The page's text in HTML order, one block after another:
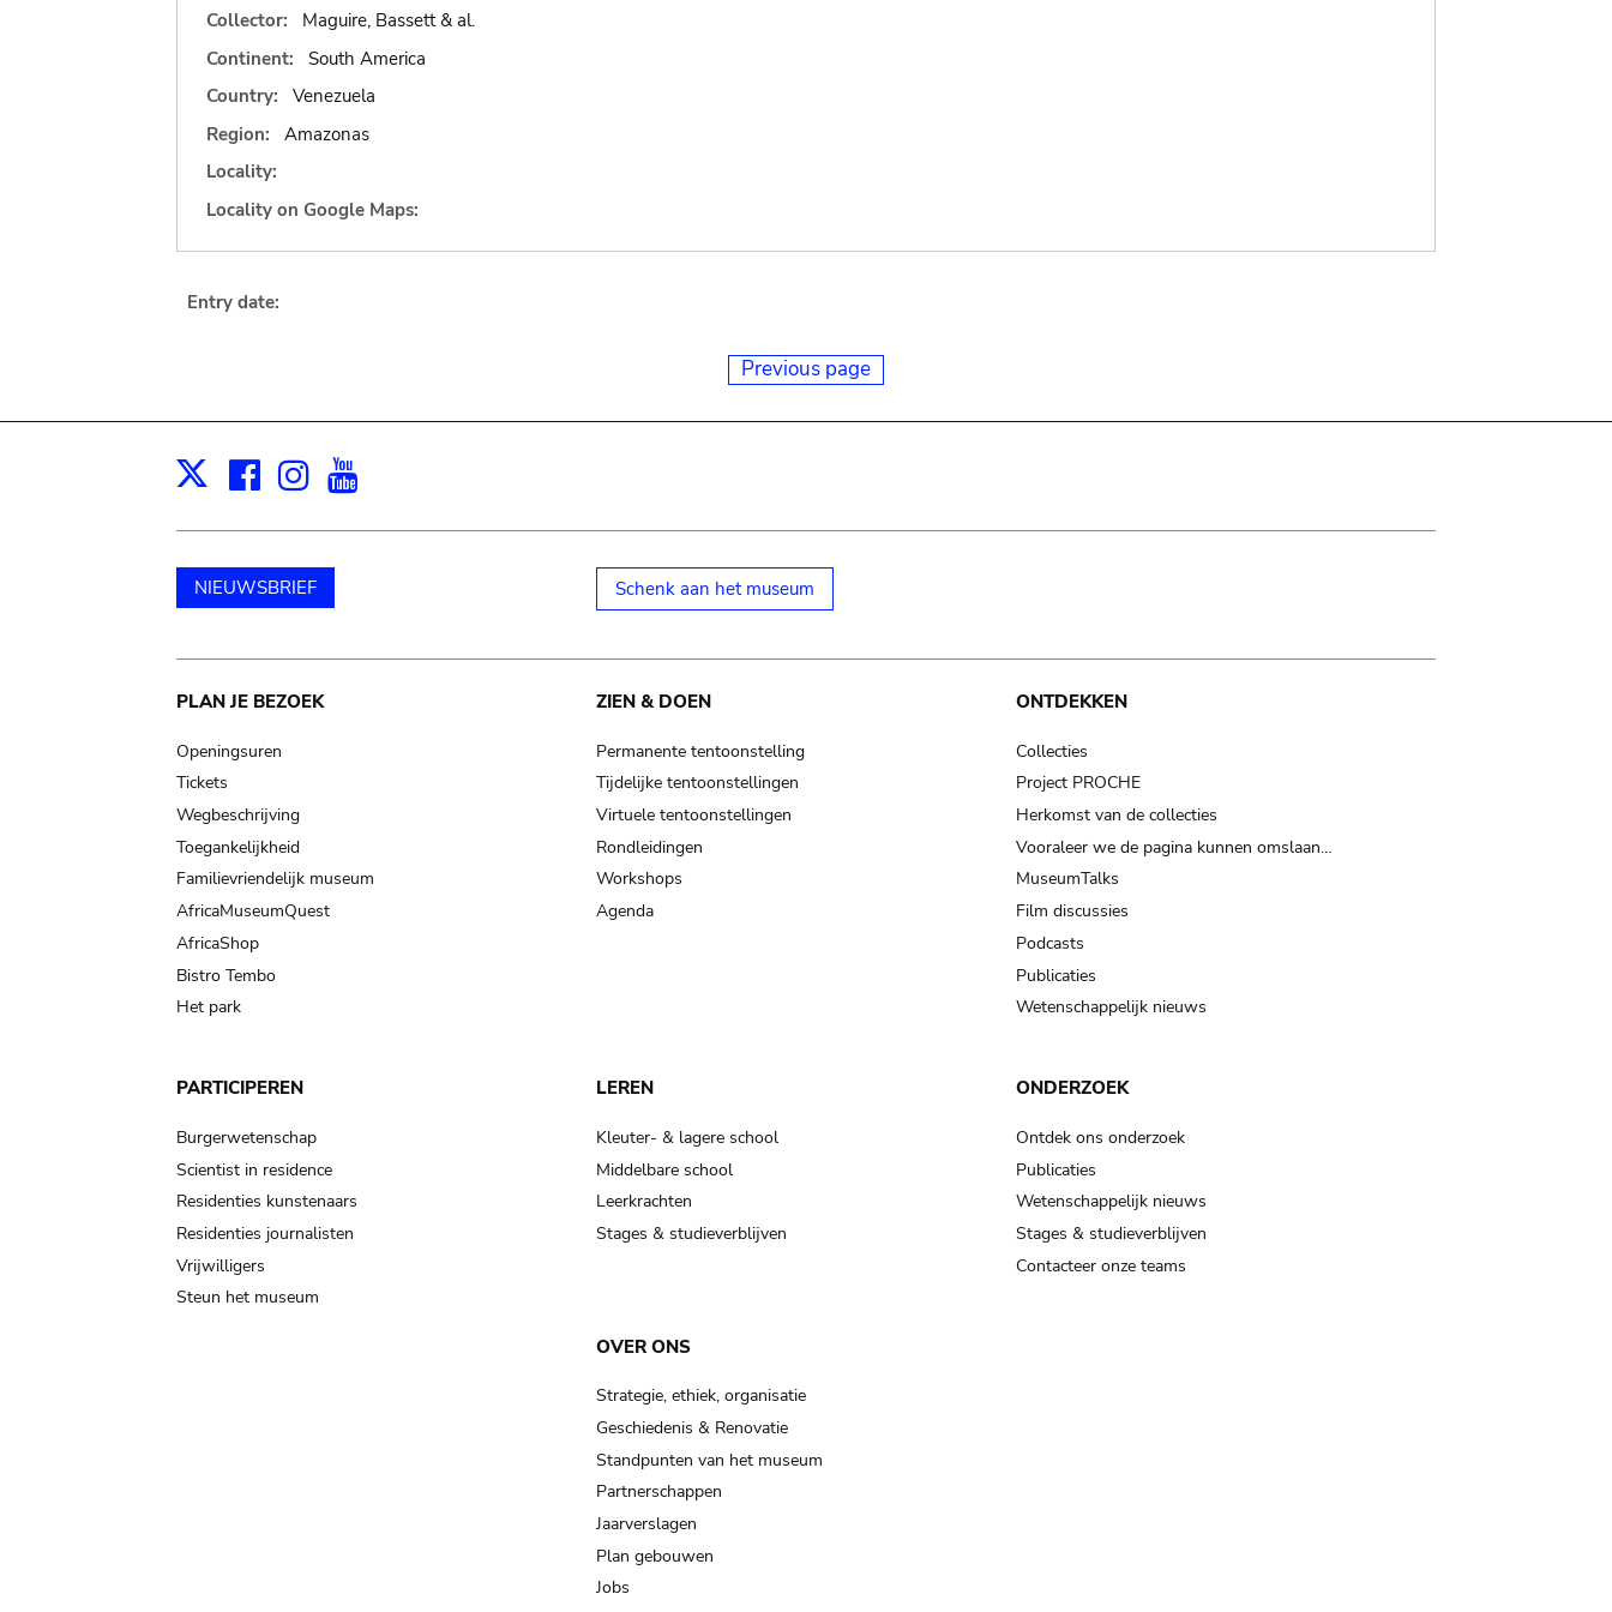
Collector:
Maguire, Bassett & al.
Continent:
South America
Country:
Venezuela
Region:
Amazonas
Locality:
Locality on Google Maps:
Entry date:
Previous page
X Facebook
Instagram
NIEUWSBRIEF Schenk aan het museum
Main
navigation
PLAN JE BEZOEK
Openingsuren
Tickets
Wegbeschrijving
Toegankelijkheid
Familievriendelijk museum
AfricaMuseumQuest
AfricaShop
Bistro Tembo
Het park
ZIEN & DOEN
Permanente tentoonstelling
Tijdelijke tentoonstellingen
Virtuele tentoonstellingen
Rondleidingen
Workshops
Agenda
ONTDEKKEN
Collecties
Project PROCHE
Herkomst van de collecties
Vooraleer we de pagina kunnen omslaan…
MuseumTalks
Film discussies
Podcasts
Publicaties
Wetenschappelijk nieuws
PARTICIPEREN
Burgerwetenschap
Scientist in residence
Residenties kunstenaars
Residenties journalisten
Vrijwilligers
Steun het museum
LEREN
Kleuter- & lagere school
Middelbare school
Leerkrachten
Stages & studieverblijven
ONDERZOEK
Ontdek ons onderzoek
Publicaties
Wetenschappelijk nieuws
Stages & studieverblijven
Contacteer onze teams
OVER ONS
Strategie, ethiek, organisatie
Geschiedenis & Renovatie
Standpunten van het museum
Partnerschappen
Jaarverslagen
Plan gebouwen
Jobs